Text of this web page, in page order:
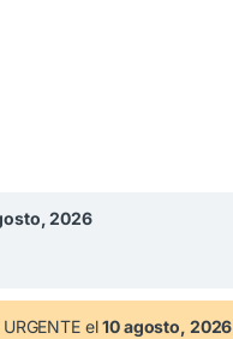
2026
el10 agosto, 2026